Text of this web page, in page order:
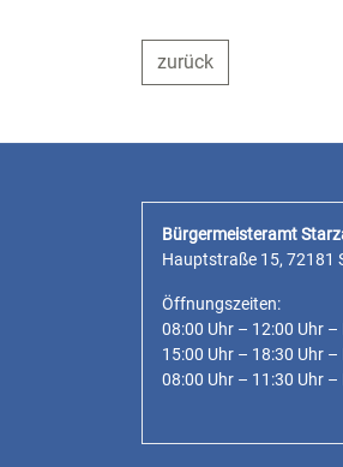
zurück
Bürgermeisteramt
Hauptstraße 15, 72181
Öffnungszeiten:
08:00 Uhr – 12:00 Uhr
15:00 Uhr – 18:30 Uhr –
08:00 Uhr – 11:30 Uhr –